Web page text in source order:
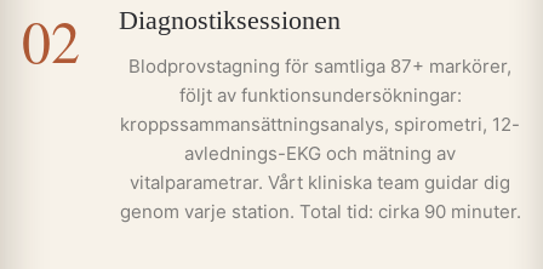
02 Diagnostiksessionen
Blodprovstagning för samtliga 87+ markörer,
följt av funktionsundersökningar:
kroppssammansättningsanalys, spirometri, 12-
avlednings-EKG och mätning av
vitalparametrar. Vårt kliniska team guidar dig
genom varje station. Total tid: cirka 90 minuter.